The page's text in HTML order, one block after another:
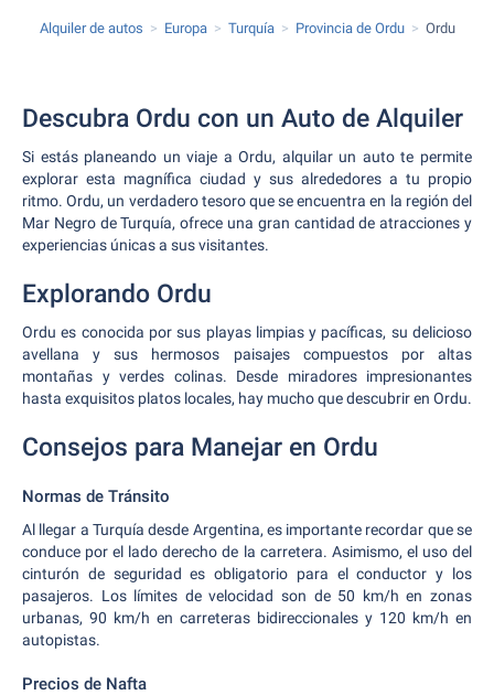
Alquiler de autos Europa Turquía Provincia de Ordu Ordu
Descubra Ordu con un Auto de Alquiler
Si estás planeando un viaje a Ordu, alquilar un auto te permite
explorar esta magnífica ciudad y sus alrededores a tu propio
ritmo. Ordu, un verdadero tesoro que se encuentra en la región del
Mar Negro de Turquía, ofrece una gran cantidad de atracciones y
experiencias únicas a sus visitantes.
Explorando Ordu
Ordu es conocida por sus playas limpias y pacíficas, su delicioso
avellana y sus hermosos paisajes compuestos por altas
montañas y verdes colinas. Desde miradores impresionantes
hasta exquisitos platos locales, hay mucho que descubrir en Ordu.
Consejos para Manejar en Ordu
Normas de Tránsito
Al llegar a Turquía desde Argentina, es importante recordar que se
conduce por el lado derecho de la carretera. Asimismo, el uso del
cinturón de seguridad es obligatorio para el conductor y los
pasajeros. Los límites de velocidad son de 50 km/h en zonas
urbanas, 90 km/h en carreteras bidireccionales y 120 km/h en
autopistas.
Precios de Nafta